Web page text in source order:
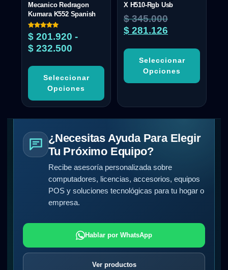
Mecanico Redragon
Kumara K552 Spanish
Valorado
con
5.00
de 5
$ 201.920 -
$ 232.500
Seleccionar
Opciones
X H510-Rgb Usb
$345.000
$ 281.126
Seleccionar
Opciones
¿Necesitas Ayuda Para Elegir
Tu Próximo Equipo?
Recibe asesoría personalizada sobre
computadores, licencias, accesorios, equipos
POS y soluciones tecnológicas para tu hogar o
empresa.
Hablar por WhatsApp
Ver productos